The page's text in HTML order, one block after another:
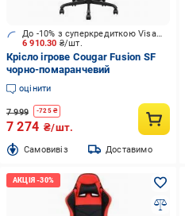
6 910.30 ₴/шт.
До -10% з суперкредиткою Visa Вигода
Крісло ігрове Cougar Fusion SF
чорно-помаранчевий
оцінити
7 999 -725₴
7 274 ₴/шт.
Cамовивіз Доставимо